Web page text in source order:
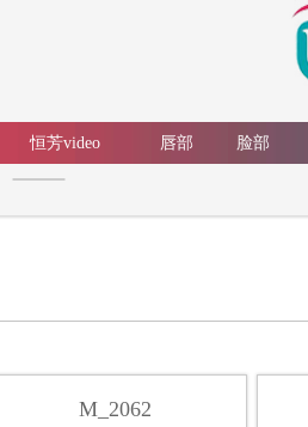
恒芳video 唇部 脸部
M_2062